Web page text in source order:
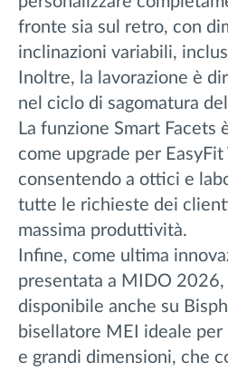
fronte sia sul retro, con
inclinazioni variabili,
Inoltre, la lavorazione è
nel ciclo di sagomatura
La funzione Smart Facets
come upgrade per
consentendo a ottici e
tutte le richieste dei
massima produttività.
Infine, come ultima
presentata a MIDO 2026,
disponibile anche su
bisellatore MEI ideale
e grandi dimensioni, che